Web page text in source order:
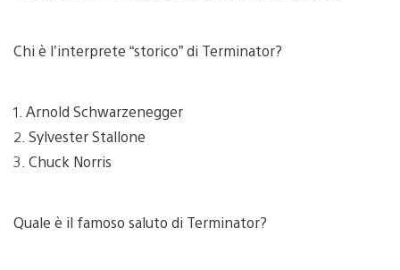
Chi è l’interprete “storico” di Terminator?
1. Arnold Schwarzenegger
2. Sylvester Stallone
3. Chuck Norris
Quale è il famoso saluto di Terminator?